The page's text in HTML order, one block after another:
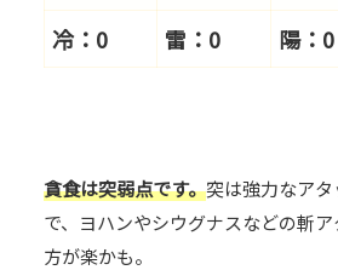
冷：0
雷：0 陽：0
貪食は突弱点です。突は強力なア
で、ヨハンやシウグナスなどの斬
方が楽かも。